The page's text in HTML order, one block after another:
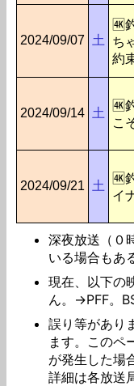
2024/09/07 土
🆞
ち
約
2024/09/14 土
🆞
こ
2024/09/21 土
🆞
イ
深夜放送（０
いる場合もあ
現在、以下の
ん。→PFF。
誤り等があり
ます。このペ
が発生した場
詳細は各放送